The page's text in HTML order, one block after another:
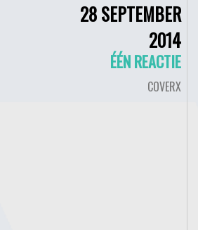
28 SEPTEMBER
2014
ÉÉN REACTIE
COVERX